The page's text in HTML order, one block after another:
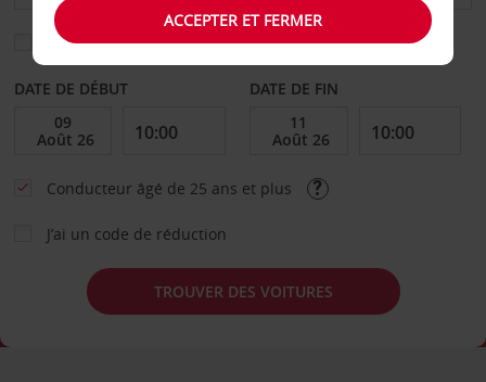
Sélectionnez une autre agence de retour
DATE DE DÉBUT DATE DE FIN
Conducteur âgé de 25 ans et plus
J’ai un code de réduction
TROUVER DES VOITURES
ACCEPTER ET FERMER